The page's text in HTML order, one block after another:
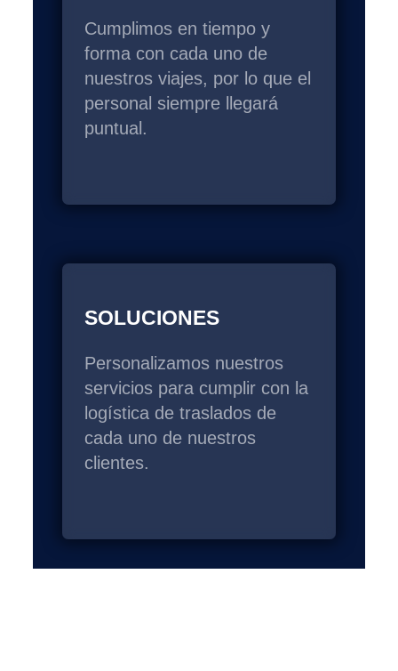
Cumplimos en tiempo y
forma con cada uno de
nuestros viajes, por lo que el
personal siempre llegará
puntual.
SOLUCIONES
Personalizamos nuestros
servicios para cumplir con la
logística de traslados de
cada uno de nuestros
clientes.